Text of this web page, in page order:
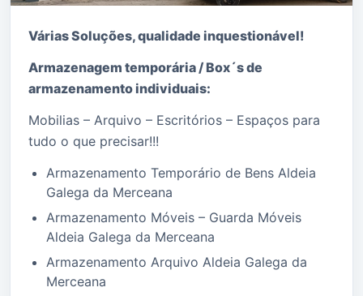
Várias Soluções, qualidade inquestionável!
Armazenagem temporária / Box´s de
armazenamento individuais:
Mobilias – Arquivo – Escritórios – Espaços para
tudo o que precisar!!!
Armazenamento Temporário de Bens Aldeia
Galega da Merceana
Armazenamento Móveis – Guarda Móveis
Aldeia Galega da Merceana
Armazenamento Arquivo Aldeia Galega da
Merceana